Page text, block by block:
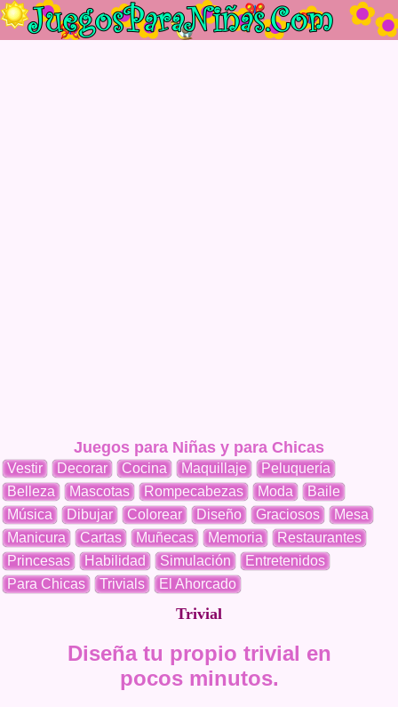
Juegos para Niñas y para Chicas
Vestir Decorar Cocina Maquillaje
Peluquería
Belleza
Mascotas Rompecabezas Moda
Baile
Música
Dibujar Colorear Diseño Graciosos
Mesa
Manicura
Cartas Muñecas Memoria
Restaurantes
Princesas
Habilidad Simulación
Entretenidos
Para Chicas
Trivials El Ahorcado
Trivial
Diseña tu propio trivial en
pocos minutos.